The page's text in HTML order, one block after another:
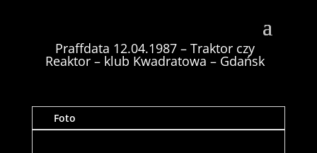
Praffdata 12.04.1987 – Traktor czy
Reaktor – klub Kwadratowa – Gdańsk
Foto